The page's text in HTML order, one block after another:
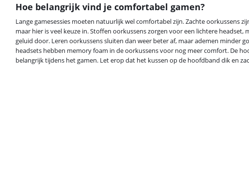
Hoe belangrijk vind je comfortabel gamen?
Lange gamesessies moeten natuurlijk wel comfortabel zijn. Zachte oorkussens
maar hier is veel keuze in. Stoffen oorkussens zorgen voor een lichtere headset,
geluid door. Leren oorkussens sluiten dan weer beter af, maar ademen minder
headsets hebben memory foam in de oorkussens voor nog meer comfort. De
belangrijk tijdens het gamen. Let erop dat het kussen op de hoofdband dik en